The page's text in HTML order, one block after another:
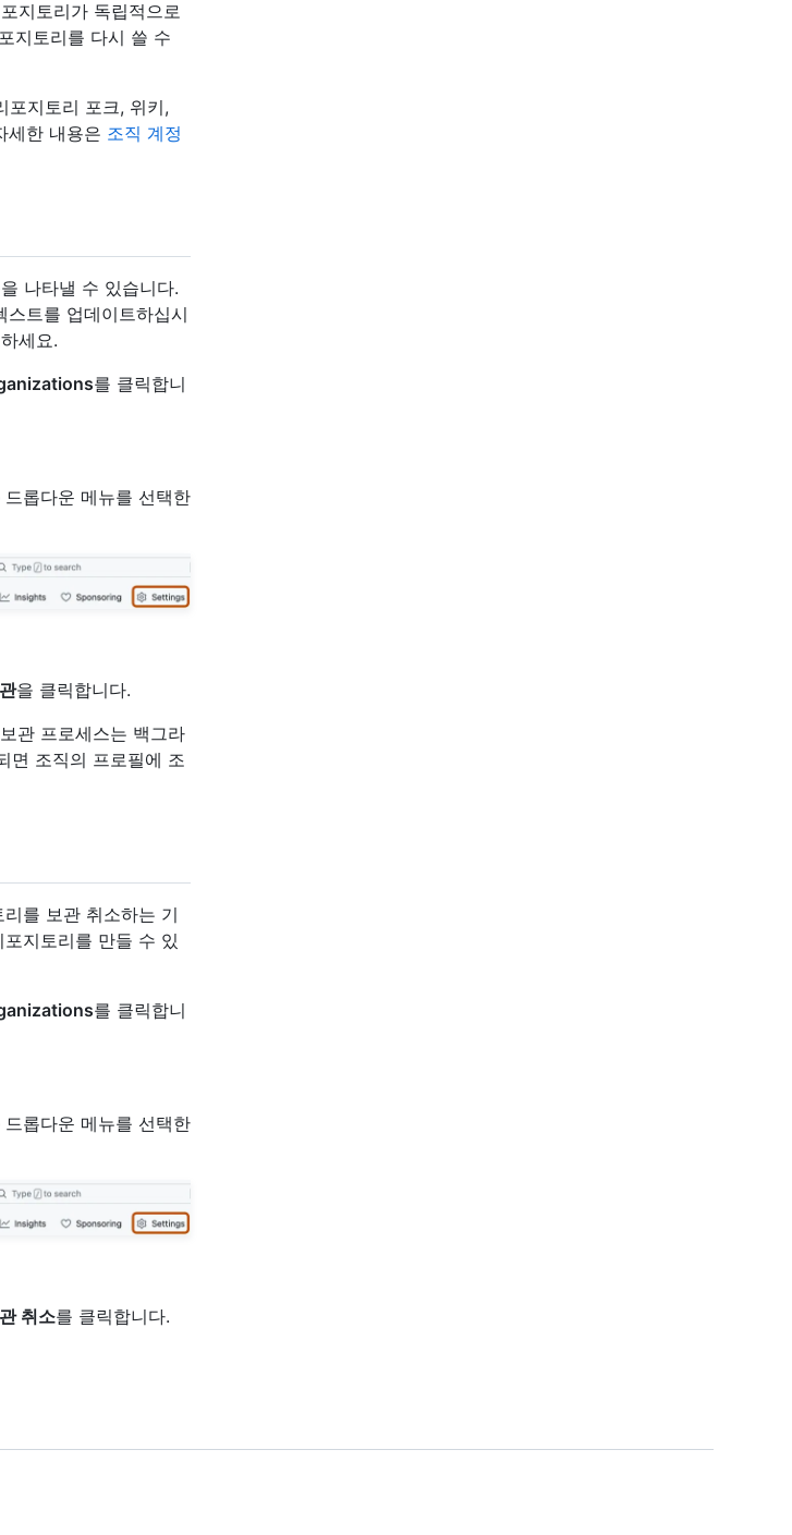
지토리가 독립적으로
지토리를 다시 쓸 수
포지토리 포크, 위키,
세한 내용은 조직 계정
나타낼 수 있습니다.
트를 업데이트하십시
세요.
를 클릭합니
드롭다운 메뉴를 선택한
을 클릭합니다.
관 프로세스는 백그라
면 조직의 프로필에 조
를 보관 취소하는 기
지토리를 만들 수 있
를 클릭합니
드롭다운 메뉴를 선택한
취소를 클릭합니다.